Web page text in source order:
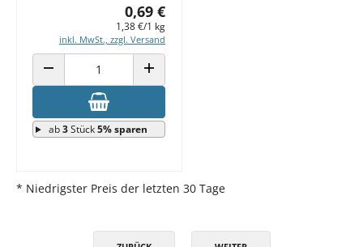
0,69 €
1,38 €/1 kg
inkl. MwSt., zzgl. Versand
ANZAHL VERRINGERN ANZAHL ERHÖHEN
ab3Stück5% sparen
* Niedrigster Preis der letzten 30 Tage